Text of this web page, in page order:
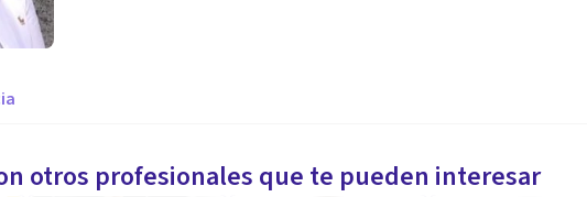
otros profesionales que te pueden interesar